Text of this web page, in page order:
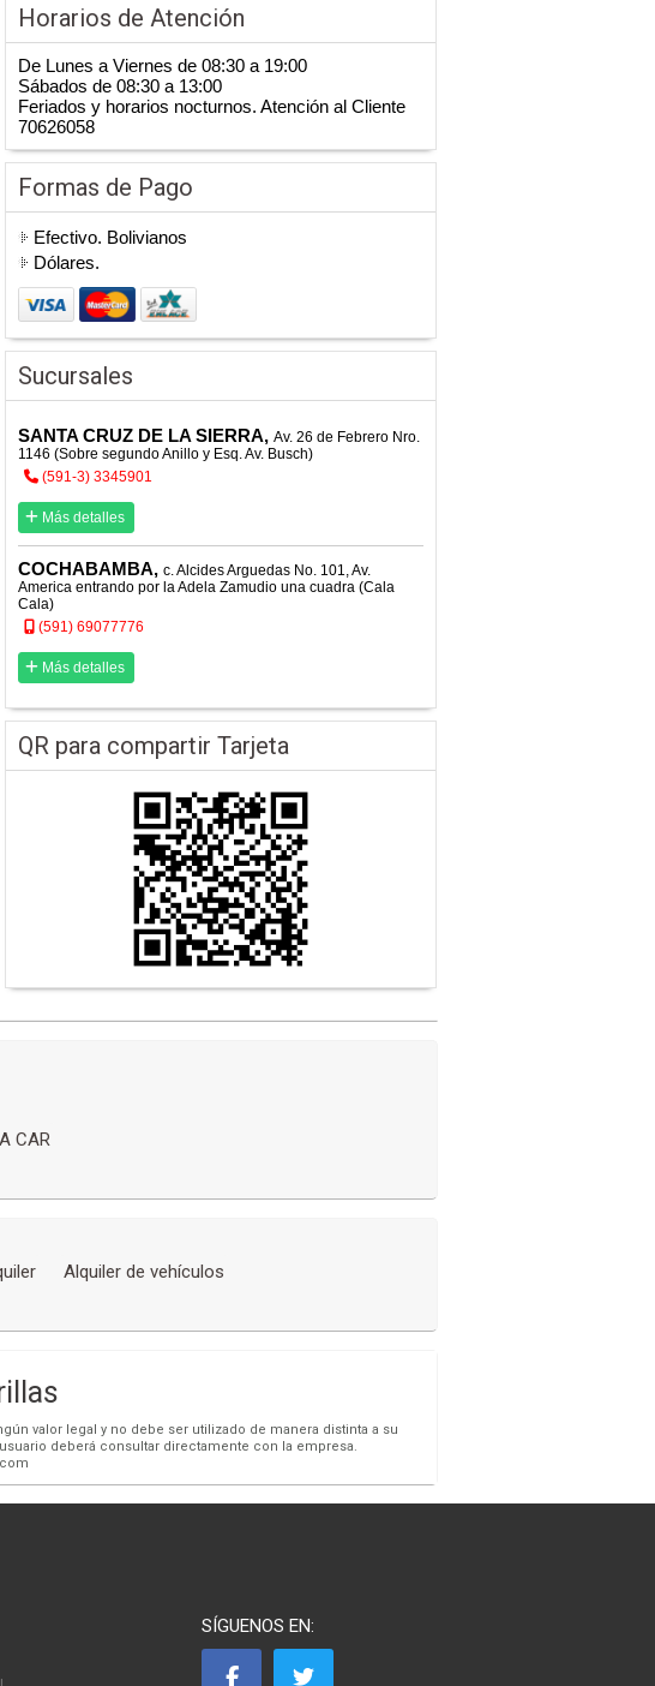
Horarios de Atención
De Lunes a Viernes de 08:30 a 19:00
Sábados de 08:30 a 13:00
Feriados y horarios nocturnos. Atención al Cliente
70626058
Formas de Pago
Efectivo. Bolivianos
Dólares.
Sucursales
SANTA CRUZ DE LA SIERRA, Av. 26 de Febrero Nro.
1146 (Sobre segundo Anillo y Esq. Av. Busch)
(591-3) 3345901
Más detalles
COCHABAMBA, c. Alcides Arguedas No. 101, Av.
America entrando por la Adela Zamudio una cuadra (Cala
Cala)
(591) 69077776
Más detalles
QR para compartir Tarjeta
CAR
Alquiler de vehículos
valor legal y no debe ser utilizado de manera distinta a su
deberá consultar directamente con la empresa.
SÍGUENOS EN: